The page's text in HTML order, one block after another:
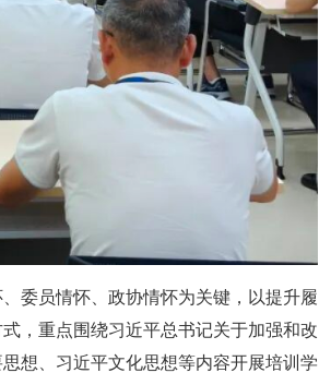
委员情怀、政协情怀为关键，以提升履
，重点围绕习近平总书记关于加强和改
想、习近平文化思想等内容开展培训学